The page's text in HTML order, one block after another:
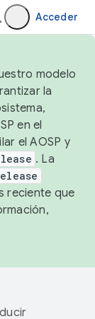
Acceder
modelo
la
en el
el AOSP y
. La
reciente que